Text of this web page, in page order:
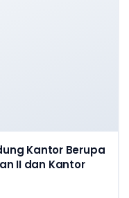
Kantor Berupa
II dan Kantor